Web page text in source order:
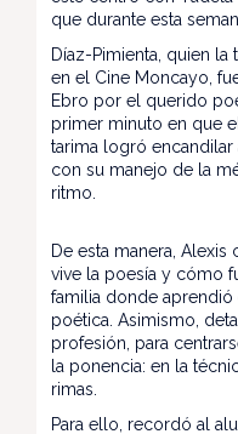
que durante esta
Díaz-Pimienta, quien la
en el Cine Moncayo,
Ebro por el querido
primer minuto en que
tarima logró
con su manejo de la
ritmo.
De esta manera,
vive la poesía y cómo
familia donde
poética. Asimismo,
profesión, para
la ponencia: en la
rimas.
Para ello, recordó al